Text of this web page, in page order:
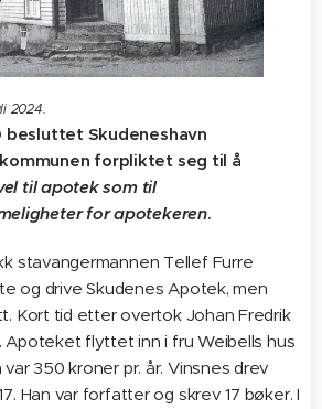
2024.
besluttet Skudeneshavn
forpliktet seg til å
til apotek som til
for apotekeren.
stavangermannen Tellef Furre
og drive Skudenes Apotek, men
Kort tid etter overtok Johan Fredrik
Apoteket flyttet inn i fru Weibells hus
350 kroner pr. år. Vinsnes drev
Han var forfatter og skrev 17 bøker. I